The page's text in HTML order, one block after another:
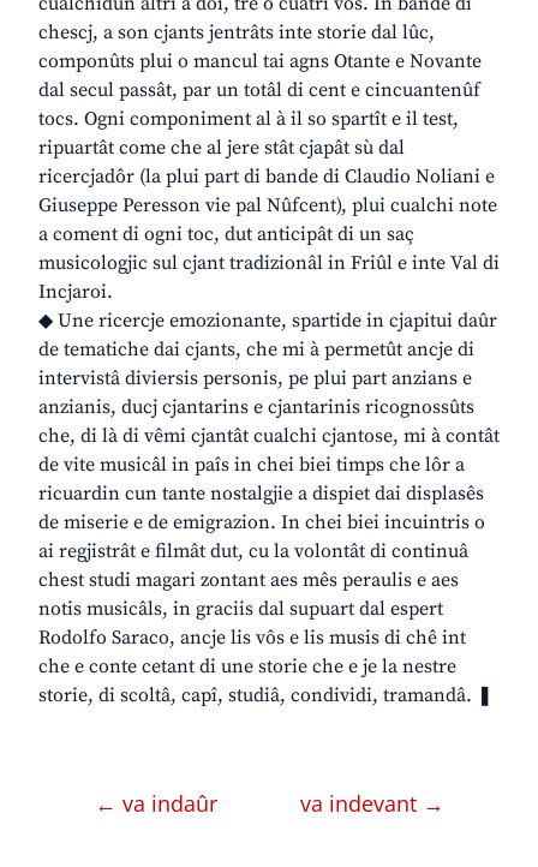
chescj, a son cjants jentrâts inte storie dal lûc,
componûts plui o mancul tai agns Otante e Novante
dal secul passât, par un totâl di cent e cincuantenûf
tocs. Ogni componiment al à il so spartît e il test,
ripuartât come che al jere stât cjapât sù dal
ricercjadôr (la plui part di bande di Claudio Noliani e
Giuseppe Peresson vie pal Nûfcent), plui cualchi note
a coment di ogni toc, dut anticipât di un saç
musicologjic sul cjant tradizionâl in Friûl e inte Val di
Incjaroi.
◆ Une ricercje emozionante, spartide in cjapitui daûr
de tematiche dai cjants, che mi à permetût ancje di
intervistâ diviersis personis, pe plui part anzians e
anzianis, ducj cjantarins e cjantarinis ricognossûts
che, di là di vêmi cjantât cualchi cjantose, mi à contât
de vite musicâl in paîs in chei biei timps che lôr a
ricuardin cun tante nostalgjie a dispiet dai displasês
de miserie e de emigrazion. In chei biei incuintris o
ai regjistrât e filmât dut, cu la volontât di continuâ
chest studi magari zontant aes mês peraulis e aes
notis musicâls, in graciis dal supuart dal espert
Rodolfo Saraco, ancje lis vôs e lis musis di chê int
che e conte cetant di une storie che e je la nestre
storie, di scoltâ, capî, studiâ, condividi, tramandâ. ❚
← va indaûr va indevant →